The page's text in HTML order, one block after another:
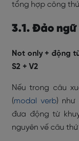
tổng hợp công
3.1. Đảo
Not only + động
S2 + V2
Nếu trong câu
(modal verb) như
đưa động từ
nguyên vế câu